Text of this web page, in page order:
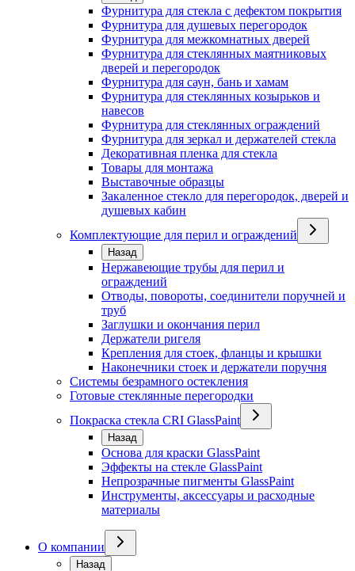
Фурнитура для стекла с дефектом покрытия
Фурнитура для душевых перегородок
Фурнитура для межкомнатных дверей
Фурнитура для стеклянных маятниковых
дверей и перегородок
Фурнитура для саун, бань и хамам
Фурнитура для стеклянных козырьков и
навесов
Фурнитура для стеклянных ограждений
Фурнитура для зеркал и держателей стекла
Декоративная пленка для стекла
Товары для монтажа
Выставочные образцы
Закаленное стекло для перегородок, дверей и
душевых кабин
Комплектующие для перил и ограждений
Назад
Нержавеющие трубы для перил и
ограждений
Отводы, повороты, соединители поручней и
труб
Заглушки и окончания перил
Держатели ригеля
Крепления для стоек, фланцы и крышки
Наконечники стоек и держатели поручня
Системы безрамного остекления
Готовые стеклянные перегородки
Покраска стекла CRI GlassPaint
Назад
Основа для краски GlassPaint
Эффекты на стекле GlassPaint
Непрозрачные пигменты GlassPaint
Инструменты, аксессуары и расходные
материалы
О компании
Назад